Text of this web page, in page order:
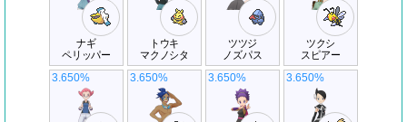
ナギ
ペリッパー
トウキ
マクノシタ
ツツジ
ノズパス
ツクシ
スピアー
3.650% 3.650% 3.650% 3.650%